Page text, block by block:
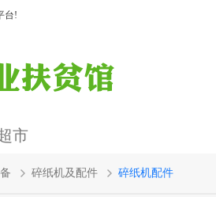
台!
市
碎纸机及配件 碎纸机配件